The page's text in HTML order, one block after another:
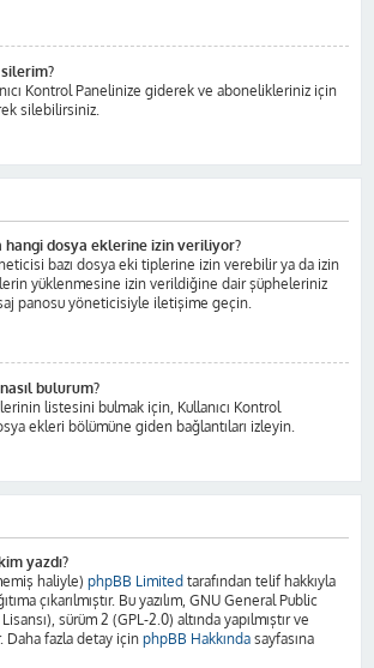
Kontrol Panelinize giderek ve abonelikleriniz için
silebilirsiniz.
hangi dosya eklerine izin veriliyor?
bazı dosya eki tiplerine izin verebilir ya da izin
yüklenmesine izin verildiğine dair şüpheleriniz
panosu yöneticisiyle iletişime geçin.
bulurum?
listesini bulmak için, Kullanıcı Kontrol
ekleri bölümüne giden bağlantıları izleyin.
yazdı?
haliyle) phpBB Limited tarafından telif hakkıyla
çıkarılmıştır. Bu yazılım, GNU General Public
sürüm 2 (GPL-2.0) altında yapılmıştır ve
Daha fazla detay için phpBB Hakkında sayfasına